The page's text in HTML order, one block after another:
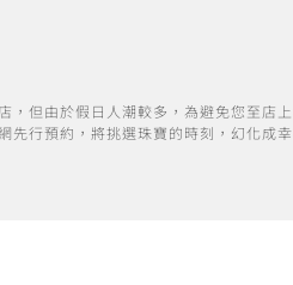
，但由於假日人潮較多，為避免您至店
先行預約，將挑選珠寶的時刻，幻化成幸